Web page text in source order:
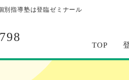
別指導塾は登臨ゼミナール
TOP